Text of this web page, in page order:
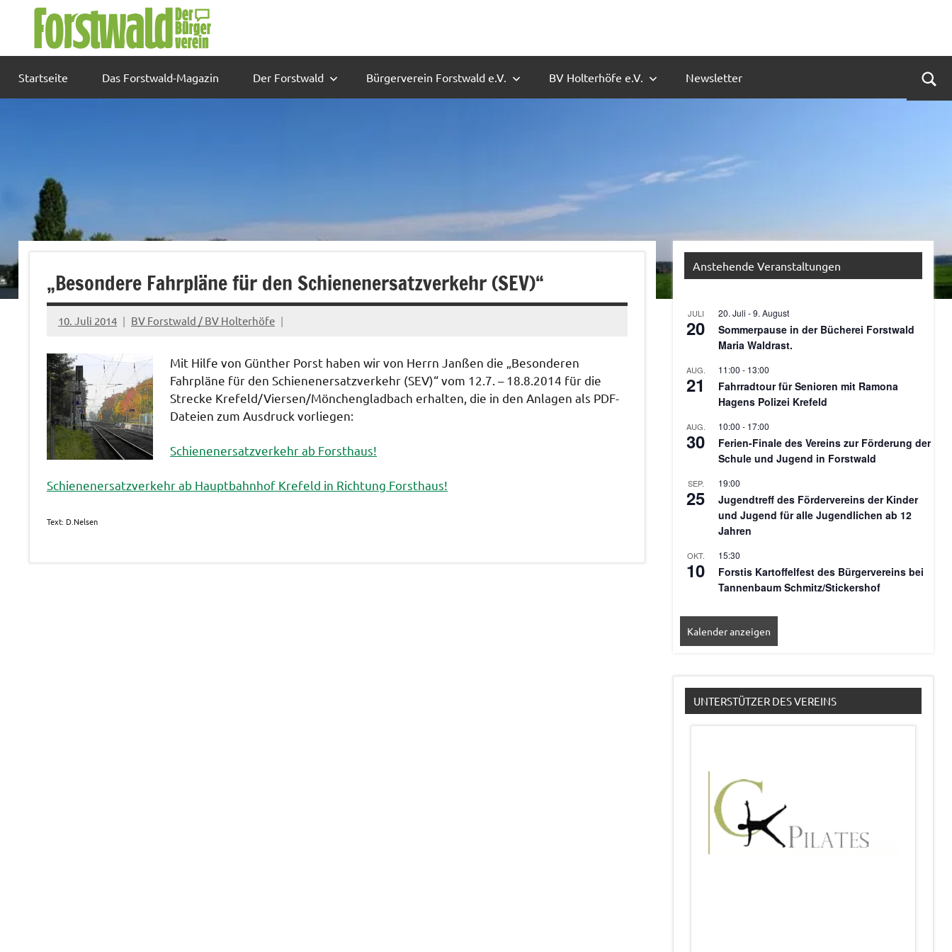
Startseite Das Forstwald-Magazin Der Forstwald Bürgerverein Forstwald e.V. BV Holterhöfe e.V. Newsletter
„Besondere Fahrpläne für den Schienenersatzverkehr (SEV)“
10. Juli 2014 BV Forstwald / BV Holterhöfe
Mit Hilfe von Günther Porst haben wir von Herrn Janßen die „Besonderen
Fahrpläne für den Schienenersatzverkehr (SEV)“ vom 12.7. – 18.8.2014 für die
Strecke Krefeld/Viersen/Mönchengladbach erhalten, die in den Anlagen als PDF-
Dateien zum Ausdruck vorliegen:
Schienenersatzverkehr ab Forsthaus!
Schienenersatzverkehr ab Hauptbahnhof Krefeld in Richtung Forsthaus!
Text: D.Nelsen
Anstehende Veranstaltungen
JULI
20
20. Juli -9. August
Sommerpause in der Bücherei Forstwald
Maria Waldrast.
AUG.
21
11:00 - 13:00
Fahrradtour für Senioren mit Ramona
Hagens Polizei Krefeld
AUG.
30
10:00 - 17:00
Ferien-Finale des Vereins zur Förderung der
Schule und Jugend in Forstwald
SEP.
25
19:00
Jugendtreff des Fördervereins der Kinder
und Jugend für alle Jugendlichen ab 12
Jahren
OKT.
10
15:30
Forstis Kartoffelfest des Bürgervereins bei
Tannenbaum Schmitz/Stickershof
Kalender anzeigen
UNTERSTÜTZER DES VEREINS